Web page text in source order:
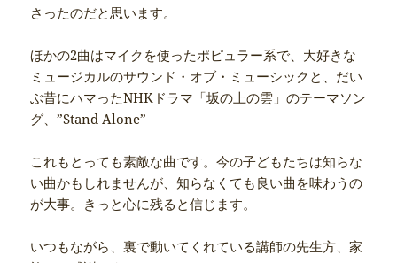
さったのだと思います。
ほかの2曲はマイクを使ったポピュラー系で、大好きな
ミュージカルのサウンド・オブ・ミューシックと、だい
ぶ昔にハマったNHKドラマ「坂の上の雲」のテーマソン
グ、”Stand Alone”
これもとっても素敵な曲です。今の子どもたちは知らな
い曲かもしれませんが、知らなくても良い曲を味わうの
が大事。きっと心に残ると信じます。
いつもながら、裏で動いてくれている講師の先生方、家